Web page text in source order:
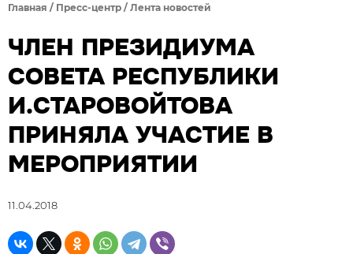
Главная / Пресс-центр / Лента новостей
ЧЛЕН ПРЕЗИДИУМА
СОВЕТА РЕСПУБЛИКИ
И.СТАРОВОЙТОВА
ПРИНЯЛА УЧАСТИЕ В
МЕРОПРИЯТИИ
11.04.2018